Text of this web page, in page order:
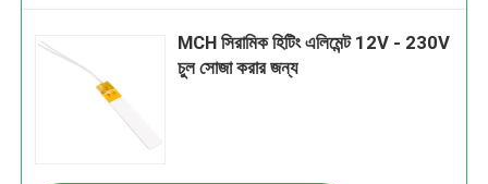
MCH সিরামিক হিটিং এলিমেন্ট 12V - 230V
চুল সোজা করার জন্য